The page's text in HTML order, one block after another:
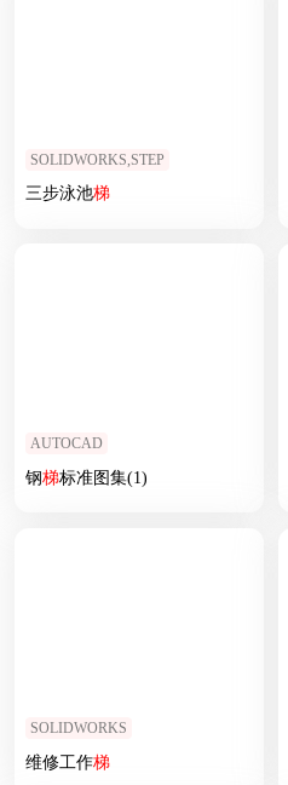
SOLIDWORKS,STEP
三步泳池梯
AUTOCAD
钢梯标准图集(1)
SOLIDWORKS
维修工作梯